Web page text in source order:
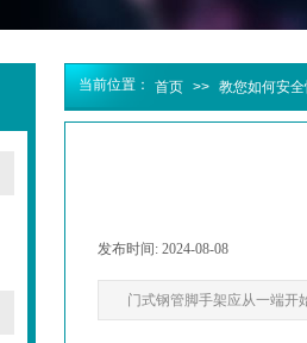
首页 >> 教您如何安
当前位置：
发布时间: 2024-08-08
门式钢管脚手架应从一端开